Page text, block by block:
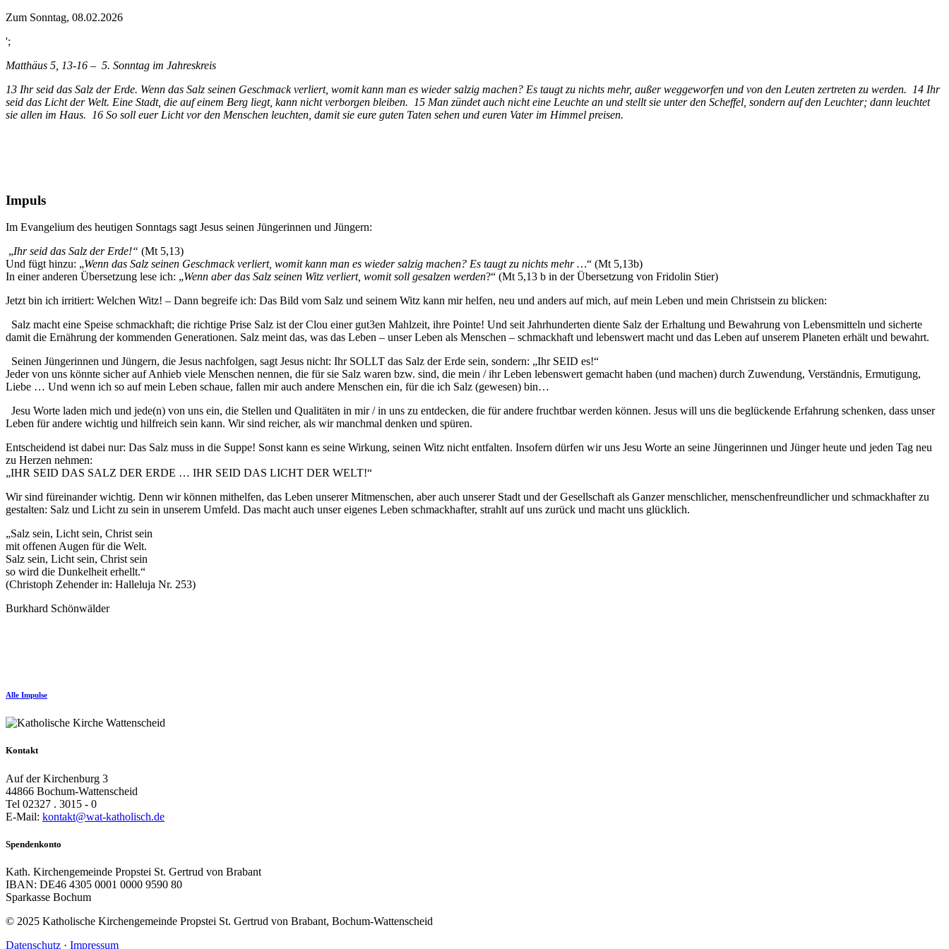
Zum Sonntag, 08.02.2026
';
Matthäus 5, 13-16 – 5. Sonntag im Jahreskreis
13 Ihr seid das Salz der Erde. Wenn das Salz seinen Geschmack verliert, womit kann man es wieder salzig machen? Es taugt zu nichts mehr, außer weggeworfen und von den Leuten zertreten zu werden. 14 Ihr
seid das Licht der Welt. Eine Stadt, die auf einem Berg liegt, kann nicht verborgen bleiben. 15 Man zündet auch nicht eine Leuchte an und stellt sie unter den Scheffel, sondern auf den Leuchter; dann leuchtet
sie allen im Haus. 16 So soll euer Licht vor den Menschen leuchten, damit sie eure guten Taten sehen und euren Vater im Himmel preisen.
Impuls
Im Evangelium des heutigen Sonntags sagt Jesus seinen Jüngerinnen und Jüngern:
„Ihr seid das Salz der Erde!“ (Mt 5,13)
Und fügt hinzu: „Wenn das Salz seinen Geschmack verliert, womit kann man es wieder salzig machen? Es taugt zu nichts mehr …“ (Mt 5,13b)
In einer anderen Übersetzung lese ich: „Wenn aber das Salz seinen Witz verliert, womit soll gesalzen werden?“ (Mt 5,13 b in der Übersetzung von Fridolin Stier)
Jetzt bin ich irritiert: Welchen Witz! – Dann begreife ich: Das Bild vom Salz und seinem Witz kann mir helfen, neu und anders auf mich, auf mein Leben und mein Christsein zu blicken:
Salz macht eine Speise schmackhaft; die richtige Prise Salz ist der Clou einer gut3en Mahlzeit, ihre Pointe! Und seit Jahrhunderten diente Salz der Erhaltung und Bewahrung von Lebensmitteln und sicherte
damit die Ernährung der kommenden Generationen. Salz meint das, was das Leben – unser Leben als Menschen – schmackhaft und lebenswert macht und das Leben auf unserem Planeten erhält und bewahrt.
Seinen Jüngerinnen und Jüngern, die Jesus nachfolgen, sagt Jesus nicht: Ihr SOLLT das Salz der Erde sein, sondern: „Ihr SEID es!“
Jeder von uns könnte sicher auf Anhieb viele Menschen nennen, die für sie Salz waren bzw. sind, die mein / ihr Leben lebenswert gemacht haben (und machen) durch Zuwendung, Verständnis, Ermutigung,
Liebe … Und wenn ich so auf mein Leben schaue, fallen mir auch andere Menschen ein, für die ich Salz (gewesen) bin…
Jesu Worte laden mich und jede(n) von uns ein, die Stellen und Qualitäten in mir / in uns zu entdecken, die für andere fruchtbar werden können. Jesus will uns die beglückende Erfahrung schenken, dass unser
Leben für andere wichtig und hilfreich sein kann. Wir sind reicher, als wir manchmal denken und spüren.
Entscheidend ist dabei nur: Das Salz muss in die Suppe! Sonst kann es seine Wirkung, seinen Witz nicht entfalten. Insofern dürfen wir uns Jesu Worte an seine Jüngerinnen und Jünger heute und jeden Tag neu
zu Herzen nehmen:
„IHR SEID DAS SALZ DER ERDE … IHR SEID DAS LICHT DER WELT!“
Wir sind füreinander wichtig. Denn wir können mithelfen, das Leben unserer Mitmenschen, aber auch unserer Stadt und der Gesellschaft als Ganzer menschlicher, menschenfreundlicher und schmackhafter zu
gestalten: Salz und Licht zu sein in unserem Umfeld. Das macht auch unser eigenes Leben schmackhafter, strahlt auf uns zurück und macht uns glücklich.
„Salz sein, Licht sein, Christ sein
mit offenen Augen für die Welt.
Salz sein, Licht sein, Christ sein
so wird die Dunkelheit erhellt.“
(Christoph Zehender in: Halleluja Nr. 253)
Burkhard Schönwälder
Alle Impulse
Kontakt
Auf der Kirchenburg 3
44866 Bochum-Wattenscheid
Tel 02327 . 3015 - 0
E-Mail: kontakt@wat-katholisch.de
Spendenkonto
Kath. Kirchengemeinde Propstei St. Gertrud von Brabant
IBAN: DE46 4305 0001 0000 9590 80
Sparkasse Bochum
© 2025 Katholische Kirchengemeinde Propstei St. Gertrud von Brabant, Bochum-Wattenscheid
Datenschutz · Impressum